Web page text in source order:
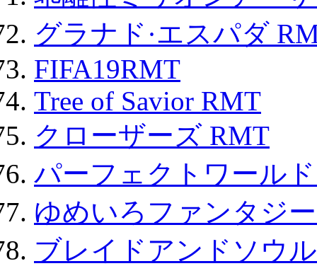
グラナド·エスパダ
FIFA19RMT
Tree of Savior RMT
クローザーズ RMT
パーフェクトワール
ゆめいろファンタジ
ブレイドアンドソウ